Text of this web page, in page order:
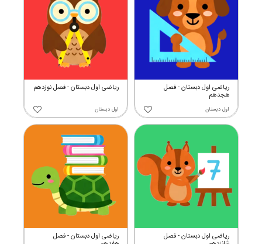
ریاضی اول دبستان - فصل نوزدهم
اول دبستان
ریاضی اول دبستان - فصل
هجدهم
اول دبستان
ریاضی اول دبستان - فصل ریاضی اول دبستان - فصل